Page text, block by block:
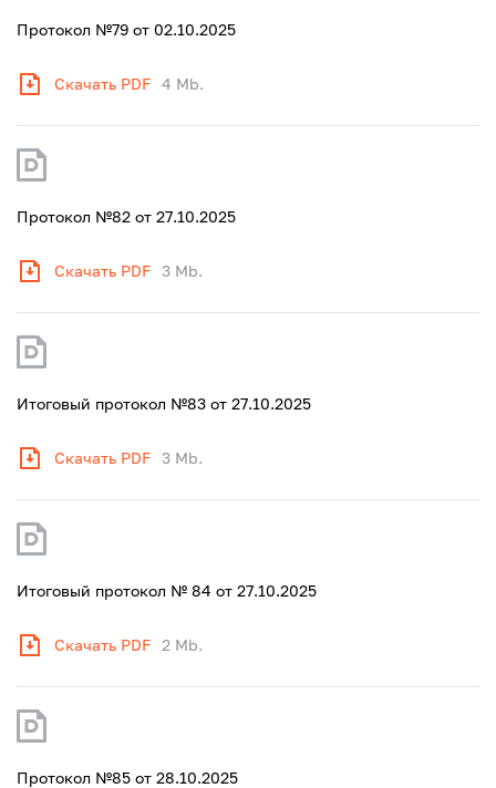
Протокол №79 от 02.10.2025
Скачать PDF 4 Mb.
Протокол №82 от 27.10.2025
Скачать PDF 3 Mb.
Итоговый протокол №83 от 27.10.2025
Скачать PDF 3 Mb.
Итоговый протокол № 84 от 27.10.2025
Скачать PDF 2 Mb.
Протокол №85 от 28.10.2025